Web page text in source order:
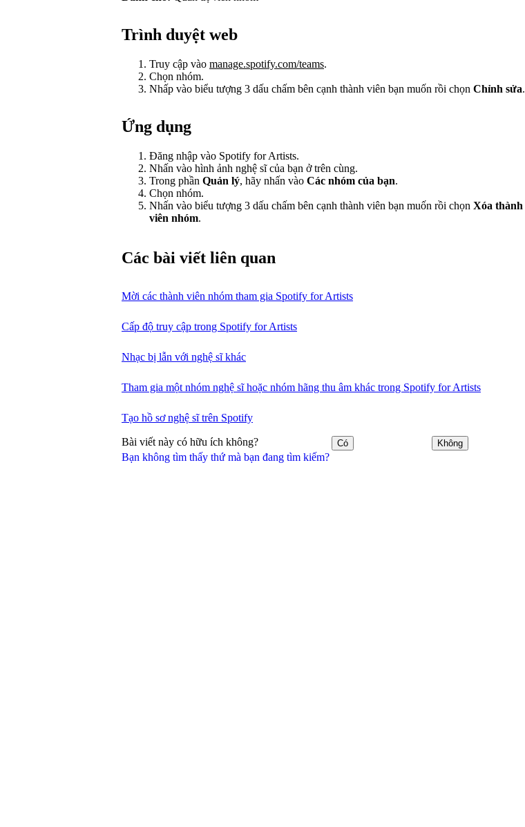
Bạn không tìm thấy thứ mà bạn đang tìm kiếm?
Trình duyệt web
Truy cập vào manage.spotify.com/teams.
Chọn nhóm.
Nhấp vào biểu tượng 3 dấu chấm bên cạnh thành viên bạn muốn rồi chọn Chỉnh sửa.
Ứng dụng
Đăng nhập vào Spotify for Artists.
Nhấn vào hình ảnh nghệ sĩ của bạn ở trên cùng.
Trong phần Quản lý, hãy nhấn vào Các nhóm của bạn.
Chọn nhóm.
Nhấn vào biểu tượng 3 dấu chấm bên cạnh thành viên bạn muốn rồi chọn Xóa thành
viên nhóm.
Các bài viết liên quan
Mời các thành viên nhóm tham gia Spotify for Artists
Cấp độ truy cập trong Spotify for Artists
Nhạc bị lẫn với nghệ sĩ khác
Tham gia một nhóm nghệ sĩ hoặc nhóm hãng thu âm khác trong Spotify for Artists
Tạo hồ sơ nghệ sĩ trên Spotify
Bài viết này có hữu ích không? Có Không